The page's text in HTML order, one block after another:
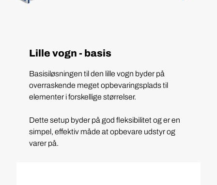
Lille vogn - basis
Basisiløsningen til den lille vogn byder på
overraskende meget opbevaringsplads til
elementer i forskellige størrelser.
Dette setup byder på god fleksibilitet og er en
simpel, effektiv måde at opbevare udstyr og
varer på.